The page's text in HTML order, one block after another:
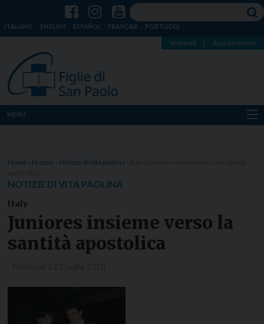
ITALIANO ENGLISH ESPAÑOL FRANÇAIS PORTUGÊS
Webmail Area Riservata
MENU
Dove siamo
Risorse
Media
Home Notizie Notizie di vita paolina
NOTIZIE DI VITA PAOLINA
Italy
Juniores insieme verso la
santità apostolica